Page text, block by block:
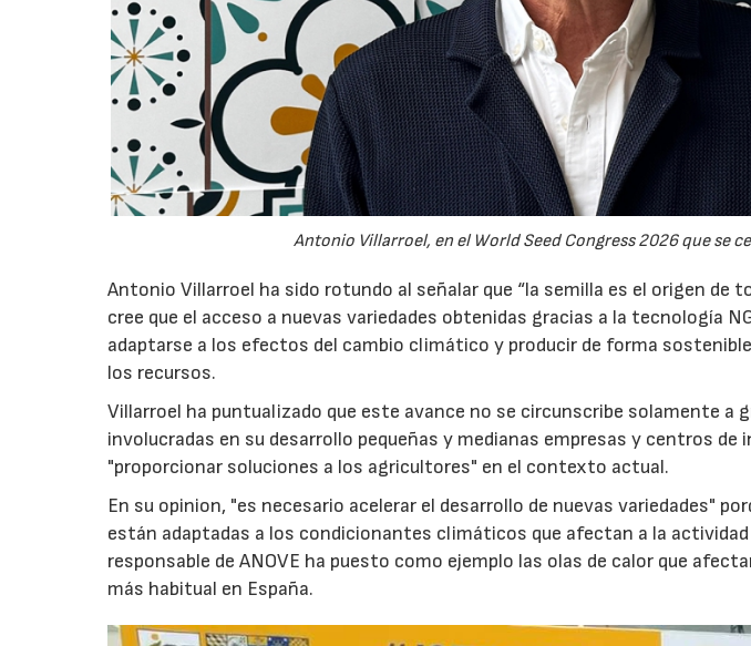
Antonio Villarroel, en el World Seed Congress 2026 que se
Antonio Villarroel ha sido rotundo al señalar que “la semilla es el origen de
cree que el acceso a nuevas variedades obtenidas gracias a la tecnología
adaptarse a los efectos del cambio climático y producir de forma
los recursos.
Villarroel ha puntualizado que este avance no se circunscribe solamente a
involucradas en su desarrollo pequeñas y medianas empresas y centros
"proporcionar soluciones a los agricultores" en el contexto actual.
En su opinion, "es necesario acelerar el desarrollo de nuevas variedades"
están adaptadas a los condicionantes climáticos que afectan a la
responsable de ANOVE ha puesto como ejemplo las olas de calor que
más habitual en España.